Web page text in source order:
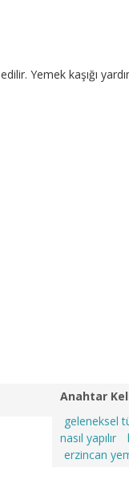
Yemek kaşığı
Anahtar
geleneksel
nasıl yapılır
erzincan